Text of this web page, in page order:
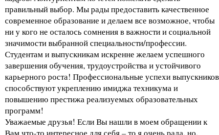
правильный выбор. Мы рады предоставить качественное
современное образование и делаем все возможное, чтобы
ни у кого не осталось сомнения в важности и социальной
значимости выбранной специальности/профессии.
Студентам и выпускникам искренне желаем успешного
завершения обучения, трудоустройства и устойчивого
карьерного роста! Профессиональные успехи выпускников
способствуют укреплению имиджа техникума и
повышению престижа реализуемых образовательных
программ!
Уважаемые друзья! Если Вы нашли в моем обращении к